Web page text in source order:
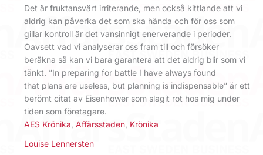
Det är fruktansvärt irriterande, men också kittlande att vi
aldrig kan påverka det som ska hända och för oss som
gillar kontroll är det vansinnigt enerverande i perioder.
Oavsett vad vi analyserar oss fram till och försöker
beräkna så kan vi bara garantera att det aldrig blir som vi
tänkt. ”In preparing for battle I have always found
that plans are useless, but planning is indispensable” är ett
berömt citat av Eisenhower som slagit rot hos mig under
tiden som företagare.
AES Krönika Affärsstaden Krönika
Louise Lennersten